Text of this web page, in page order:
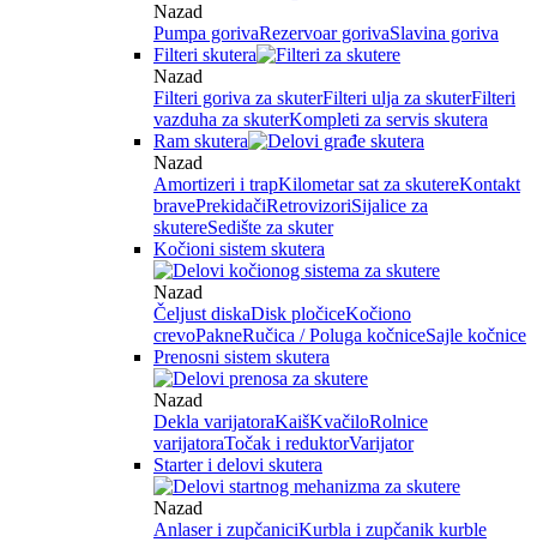
Nazad
Pumpa gorivaRezervoar gorivaSlavina goriva
Filteri skutera
Nazad
Filteri goriva za skuterFilteri ulja za skuterFilteri
vazduha za skuterKompleti za servis skutera
Ram skutera
Nazad
Amortizeri i trapKilometar sat za skutereKontakt
bravePrekidačiRetrovizoriSijalice za
skutereSedište za skuter
Kočioni sistem skutera
Nazad
Čeljust diskaDisk pločiceKočiono
crevoPakneRučica / Poluga kočniceSajle kočnice
Prenosni sistem skutera
Nazad
Dekla varijatoraKaišKvačiloRolnice
varijatoraTočak i reduktorVarijator
Starter i delovi skutera
Nazad
Anlaser i zupčaniciKurbla i zupčanik kurble